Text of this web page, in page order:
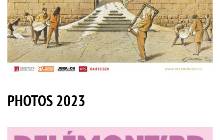
PHOTOS 2023